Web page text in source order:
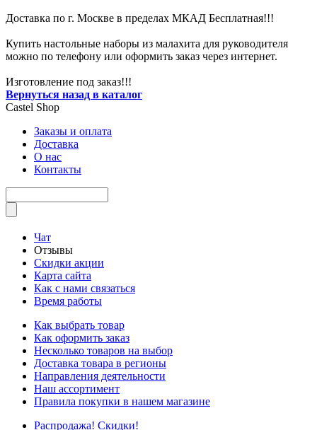
Доставка по г. Москве в пределах МКАД Бесплатная!!!
Купить настольные наборы из малахита для руководителя
можно по телефону или оформить заказ через интернет.
Изготовление под заказ!!!
Вернуться назад в каталог
Castel Shop
Заказы и оплата
Доставка
О нас
Контакты
Чат
Отзывы
Скидки акции
Карта сайта
Как с нами связаться
Время работы
Как выбрать товар
Как оформить заказ
Несколько товаров на выбор
Доставка товара в регионы
Направления деятельности
Наш ассортимент
Правила покупки в нашем магазине
Распродажа! Скидки!